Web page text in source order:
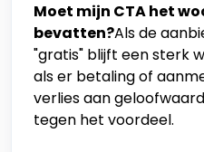
Moet mijn CTA het
bevatten?Als de
"gratis" blijft een sterk
als er betaling of
verlies aan
tegen het voordeel.